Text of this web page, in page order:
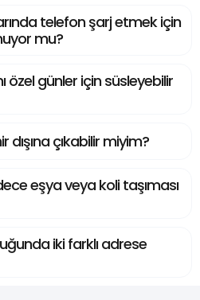
telefon şarj etmek için
mu?
özel günler için süsleyebilir
dışına çıkabilir miyim?
eşya veya koli taşıması
iki farklı adrese